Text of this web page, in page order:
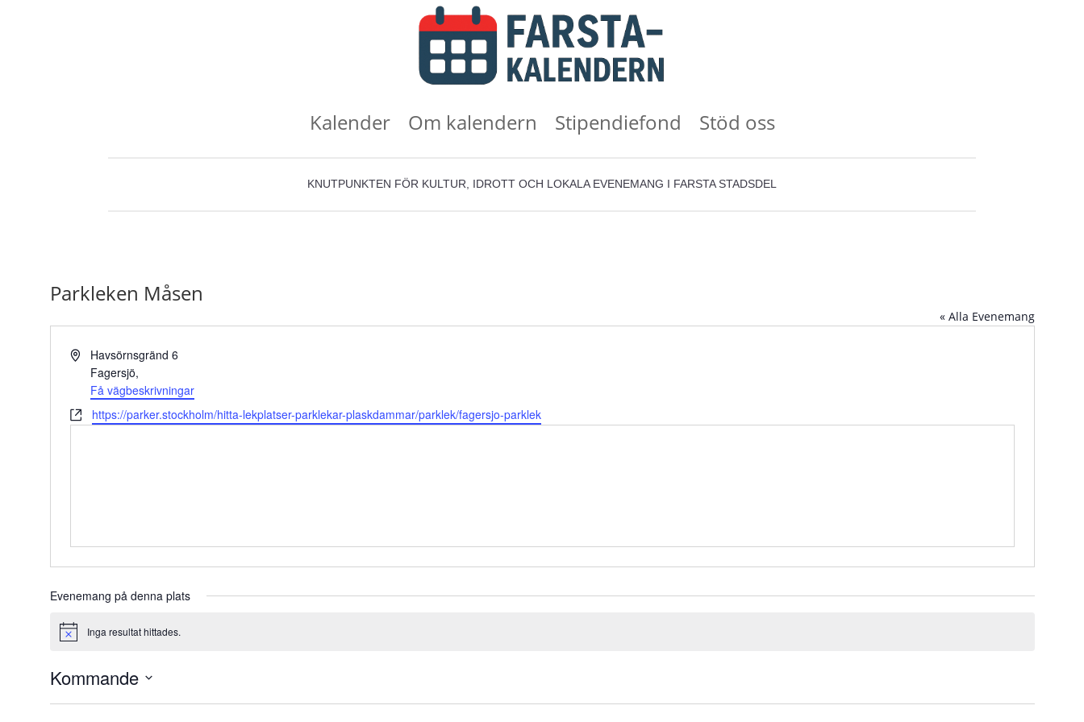
Kalender Om kalendern Stipendiefond Stöd oss
KNUTPUNKTEN FÖR KULTUR, IDROTT OCH LOKALA EVENEMANG I FARSTA STADSDEL
Parkleken Måsen
« Alla Evenemang
AdressHavsörnsgränd 6
Fagersjö,
Få vägbeskrivningar
Websitehttps://parker.stockholm/hitta-lekplatser-parklekar-plaskdammar/parklek/fagersjo-parklek
Evenemang på denna plats
Notice Inga resultat hittades.
Kommande